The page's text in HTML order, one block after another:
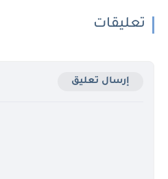
تعليقات
إرسال تعليق